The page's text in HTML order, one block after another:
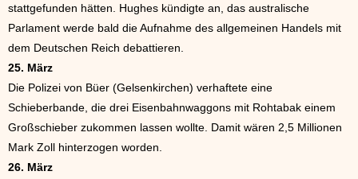
stattgefunden hätten. Hughes kündigte an, das australische
Parlament werde bald die Aufnahme des allgemeinen Handels mit
dem Deutschen Reich debattieren.
25. März
Die Polizei von Büer (Gelsenkirchen) verhaftete eine
Schieberbande, die drei Eisenbahnwaggons mit Rohtabak einem
Großschieber zukommen lassen wollte. Damit wären 2,5 Millionen
Mark Zoll hinterzogen worden.
26. März